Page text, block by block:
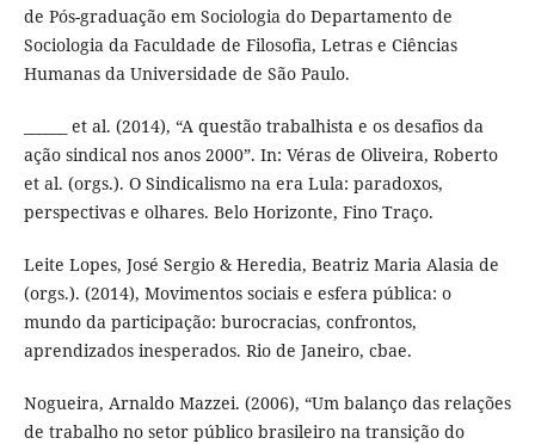
de Pós-graduação em Sociologia do Departamento de
Sociologia da Faculdade de Filosofia, Letras e Ciências
Humanas da Universidade de São Paulo.
______ et al. (2014), “A questão trabalhista e os desafios da
ação sindical nos anos 2000”. In: Véras de Oliveira, Roberto
et al. (orgs.). O Sindicalismo na era Lula: paradoxos,
perspectivas e olhares. Belo Horizonte, Fino Traço.
Leite Lopes, José Sergio & Heredia, Beatriz Maria Alasia de
(orgs.). (2014), Movimentos sociais e esfera pública: o
mundo da participação: burocracias, confrontos,
aprendizados inesperados. Rio de Janeiro, cbae.
Nogueira, Arnaldo Mazzei. (2006), “Um balanço das relações
de trabalho no setor público brasileiro na transição do